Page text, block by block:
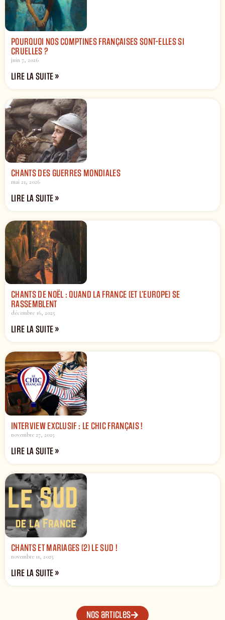
POURQUOI NOS COMPTINES FRANÇAISES SONT-ELLES SI
CRUELLES ?
juin 7, 2026
LIRE LA SUITE »
CHANTS DES GUERRES MONDIALES
mai 21, 2026
LIRE LA SUITE »
CHANTS DE NOËL : QUAND LA FRANCE (ET L’EUROPE) SE
RASSEMBLENT
décembre 16, 2025
LIRE LA SUITE »
INTERVIEW EXCLUSIF : LE CHIC FRANÇAIS !
novembre 27, 2025
LIRE LA SUITE »
CHANTS ET MARIAGES (2) LE SUD !
novembre 11, 2025
LIRE LA SUITE »
Nos articles